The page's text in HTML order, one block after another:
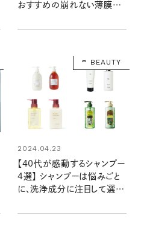
おすすめの崩れない薄膜美
BEAUTY
2024.04.23
【40代が感動するシャンプー
4選】 シャンプーは悩みごと
に、洗浄成分に注目して選ぶ
く大人の髪悩みを改善